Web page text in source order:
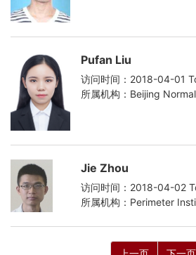
Pufan Liu
访问时间：2018-04-01
所属机构：Beijing
Jie Zhou
访问时间：2018-04-02
所属机构：Perimeter